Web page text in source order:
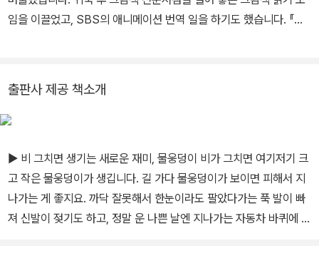
임을 이끌었고, SBS의 애니메이션 번역 일을 하기도 했습니다. 『언
위』가 있습니다. 김하루라는 필명으로 그림책 『학교 처음 가는 날』
『똥 똥 개똥 밥』 『장갑 한 짝』 『노도새』 『이야기보따리를 훔친 호랑
다.
출판사 제공 책소개
▶ 비 그치면 생기는 새로운 재미, 물웅덩이 비가 그치면 여기저기 크
고 작은 물웅덩이가 생깁니다. 길 가다 물웅덩이가 보이면 피해서 지
나가는 게 좋지요. 까닥 잘못해서 한눈이라도 팔았다가는 푹 발이 빠
져 신발이 젖기도 하고, 정말 운 나쁜 날엔 지나가는 자동차 바퀴에 물